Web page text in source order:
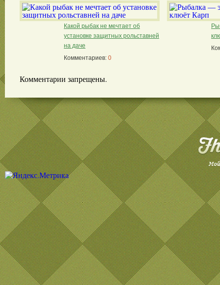
Какой рыбак не мечтает об
установке защитных рольставней
на даче
Комментариев: 0
Комментарии запрещены.